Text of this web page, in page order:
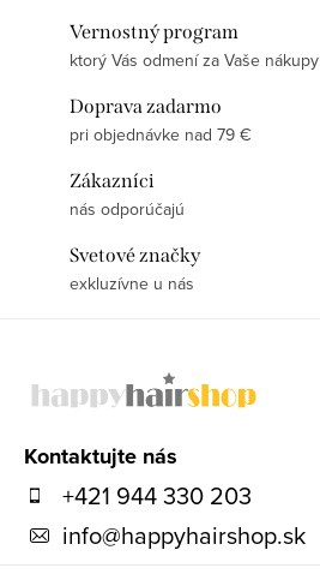
Vernostný program
ktorý Vás odmení za Vaše nákupy
Doprava zadarmo
pri objednávke nad 79 €
Zákazníci
nás odporúčajú
Svetové značky
exkluzívne u nás
Kontaktujte nás
+421 944 330 203
info@happyhairshop.sk